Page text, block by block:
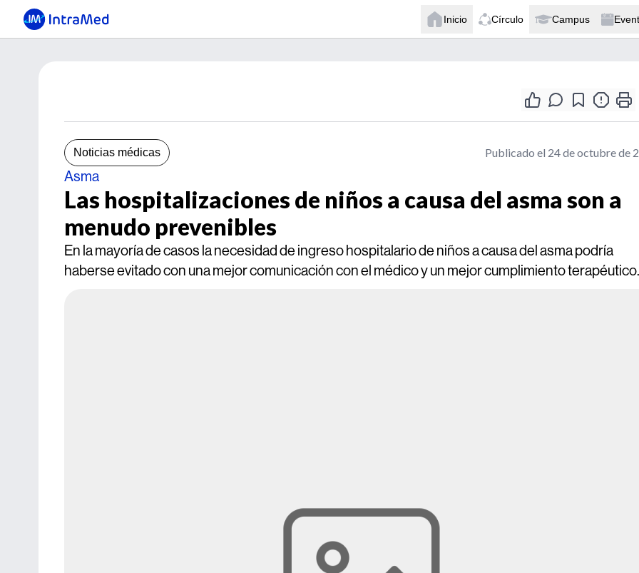
Inicio Círculo Campus
Noticias médicas Publicado el 24 de octubre de
Asma
Las hospitalizaciones de niños a causa del asma son a
menudo prevenibles
En la mayoría de casos la necesidad de ingreso hospitalario de niños a causa del asma podría
haberse evitado con una mejor comunicación con el médico y un mejor cumplimiento terapéutico.